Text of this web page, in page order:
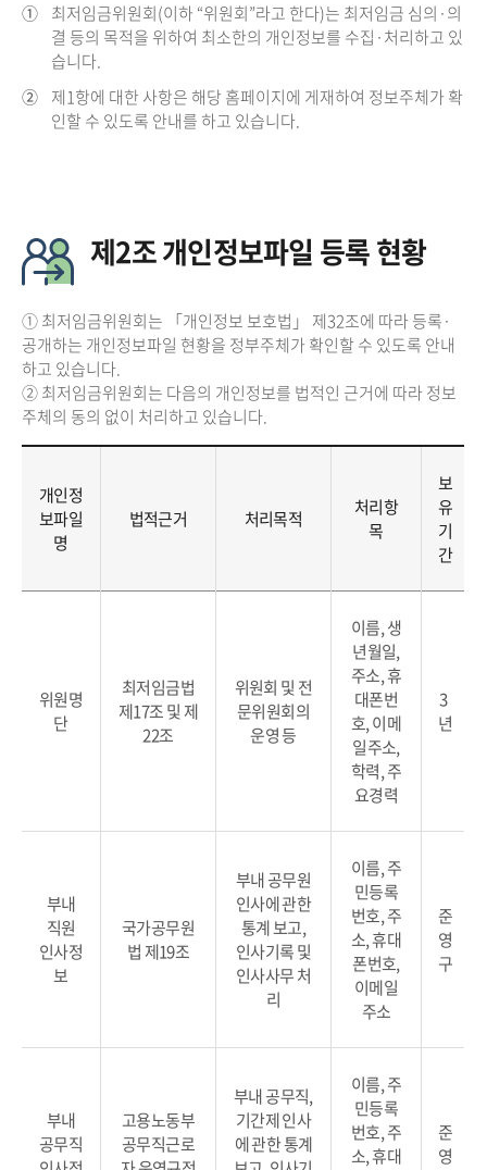
① 최저임금위원회(이하 “위원회”라고 한다)는 최저임금 심의·의
결 등의 목적을 위하여 최소한의 개인정보를 수집·처리하고 있
습니다.
② 제1항에 대한 사항은 해당 홈페이지에 게재하여 정보주체가 확
인할 수 있도록 안내를 하고 있습니다.
제2조 개인정보파일 등록 현황
① 최저임금위원회는 「개인정보 보호법」 제32조에 따라 등록·
공개하는 개인정보파일 현황을 정부주체가 확인할 수 있도록 안내
하고 있습니다.
② 최저임금위원회는 다음의 개인정보를 법적인 근거에 따라 정보
주체의 동의 없이 처리하고 있습니다.
개인정
보파일
명
법적근거 처리목적
처리항
목
보
유
기
간
위원명
단
최저임금법
제17조 및 제
22조
위원회 및 전
문위원회의
운영 등
이름, 생
년월일,
주소, 휴
대폰번
호, 이메
일주소,
학력, 주
요경력
3
년
부내
직원
인사정
보
국가공무원
법 제19조
부내 공무원
인사에 관한
통계 보고,
인사기록 및
인사사무 처
리
이름, 주
민등록
번호, 주
소, 휴대
폰번호,
이메일
주소
준
영
구
부내
공무직
고용노동부
공무직근로
부내 공무직,
기간제 인사
에 관한 통계
이름, 주
민등록
번호, 주
소, 휴대
준
영